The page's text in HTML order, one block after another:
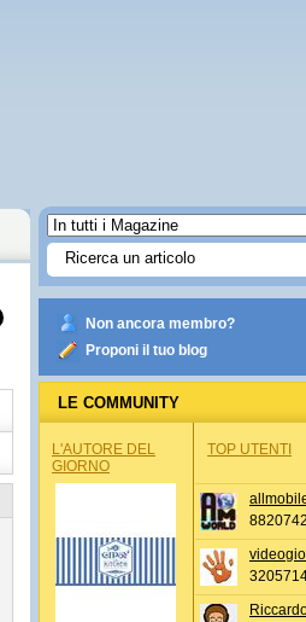
Non ancora membro?
Proponi il tuo blog
LE COMMUNITY
L'AUTORE DEL
GIORNO
TOP UTENTI